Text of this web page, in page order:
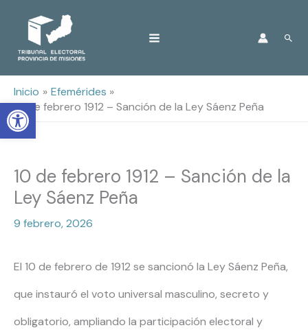
Open toolbar
Inicio
Efemérides
10 de febrero 1912 – Sanción de la Ley Sáenz Peña
10 de febrero 1912 – Sanción de la
Ley Sáenz Peña
9 febrero, 2026
El 10 de febrero de 1912 se sancionó la Ley Sáenz Peña,
que instauró el voto universal masculino, secreto y
obligatorio, ampliando la participación electoral y